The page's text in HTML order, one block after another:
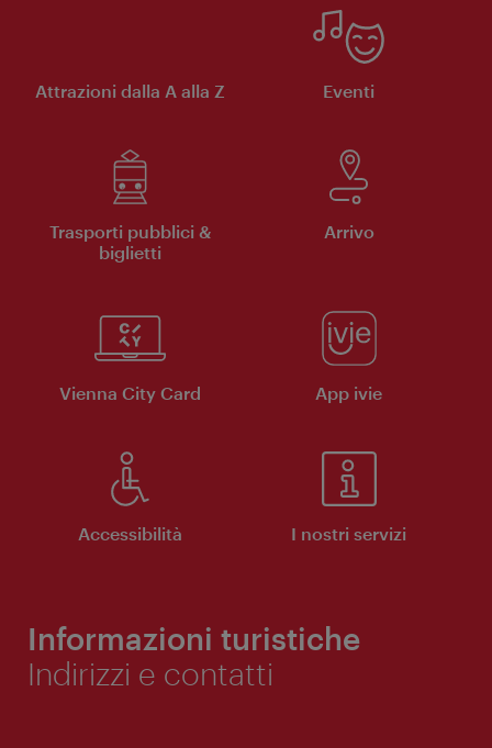
Attrazioni dalla A alla Z Eventi
Trasporti pubblici &
biglietti
Arrivo
Vienna City Card App ivie
Accessibilità I nostri servizi
Informazioni turistiche
Indirizzi e contatti